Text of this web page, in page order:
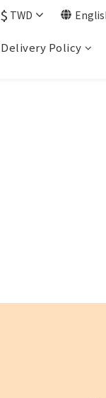
$ TWD
Delivery Policy